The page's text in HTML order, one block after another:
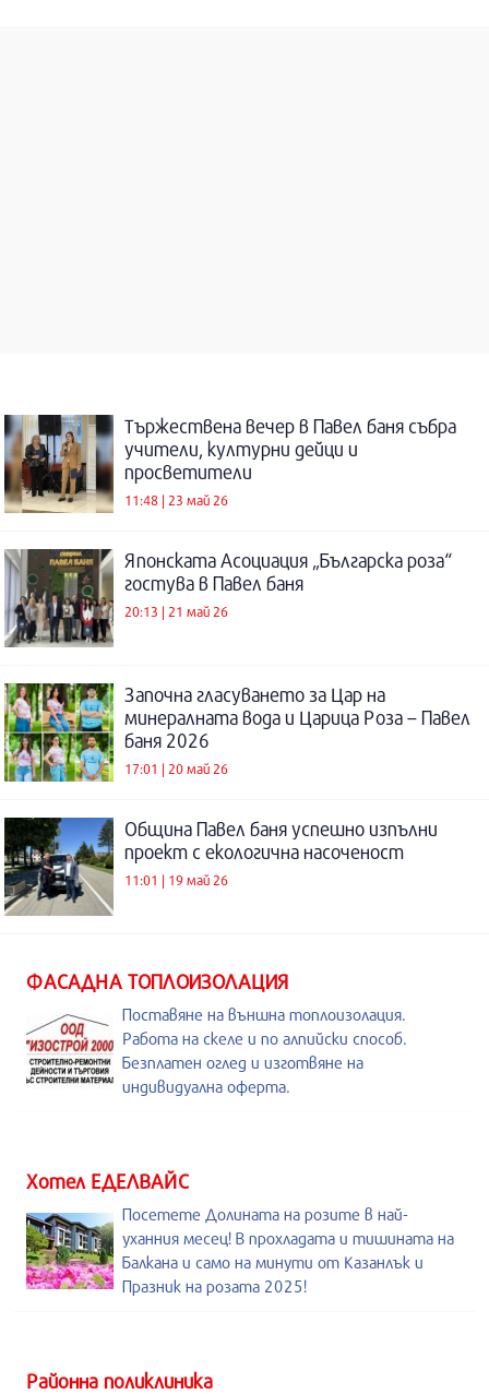
Тържествена вечер в Павел баня събра
учители, културни дейци и
просветители
11:48 | 23 май 26
Японската Асоциация „Българска роза“
гостува в Павел баня
20:13 | 21 май 26
Започна гласуването за Цар на
минералната вода и Царица Роза – Павел
баня 2026
17:01 | 20 май 26
Община Павел баня успешно изпълни
проект с екологична насоченост
11:01 | 19 май 26
ФАСАДНА ТОПЛОИЗОЛАЦИЯ
Поставяне на външна топлоизолация.
Работа на скеле и по алпийски способ.
Безплатен оглед и изготвяне на
индивидуална оферта.
Хотел ЕДЕЛВАЙС
Посетете Долината на розите в най-
уханния месец! В прохладата и тишината на
Балкана и само на минути от Казанлък и
Празник на розата 2025!
Районна поликлиника